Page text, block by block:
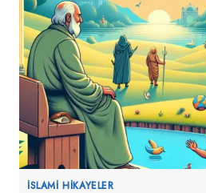
İSLAMI HIKAYELER